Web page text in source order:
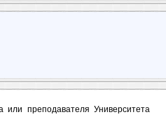
или преподавателя Университета